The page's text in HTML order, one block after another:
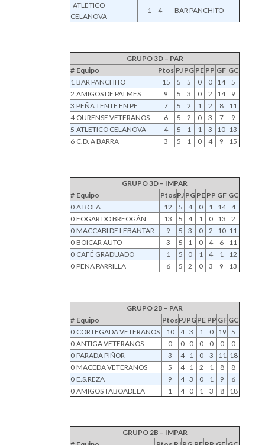
ATLETICO
CELANOVA
1 – 4 BAR PANCHITO
GRUPO 3D – PAR
# Equipo Ptos PJ PG PE PP GF GC
1 BAR PANCHITO 15 5 5 0 0 14
5
2 AMIGOS DE PALMES 9 5 3 0 2 14
9
3 PEÑA TENTE EN PE 7 5 2 1 2 8
11
4 OURENSE VETERANOS 6 5 2 0 3 7
9
5 ATLETICO CELANOVA 4 5 1 1 3 10 13
6 C.D. A BARRA 3 5 1 0 4 9 15
GRUPO 3D – IMPAR
# Equipo PtosPJ PG PE PP GF GC
0 A BOLA 12 5 4 0 1 14
4
0 FOGAR DO BREOGÁN 13 5 4 1 0 13
2
0 MACCABI DE LEBANTAR 9 5 3 0 2 10 11
0 BOICAR AUTO 3 5 1 0 4 6
11
0 CAFÉ GRADUADO 1 5 0 1 4 1
12
0 PEÑA PARRILLA 6 5 2 0 3 9 13
GRUPO 2B – PAR
# Equipo PtosPJPGPE PP GF GC
0 CORTEGADA VETERANOS 10 4 3 1 0 19
5
0 ANTIGA VETERANOS 0 0 0 0 0 0
0
0 PARADA PIÑOR 3 4 1 0 3 11 18
0 MACEDA VETERANOS 5 4 1 2 1 8
8
0 E.S.REZA 9 4 3 0 1 9
6
0 AMIGOS TABOADELA 1 4 0 1 3 8 18
GRUPO 2B – IMPAR